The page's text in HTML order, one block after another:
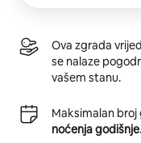
Ova zgrada
se nalaze
vašem stanu.
Maksimalan
noćenja godišnje.